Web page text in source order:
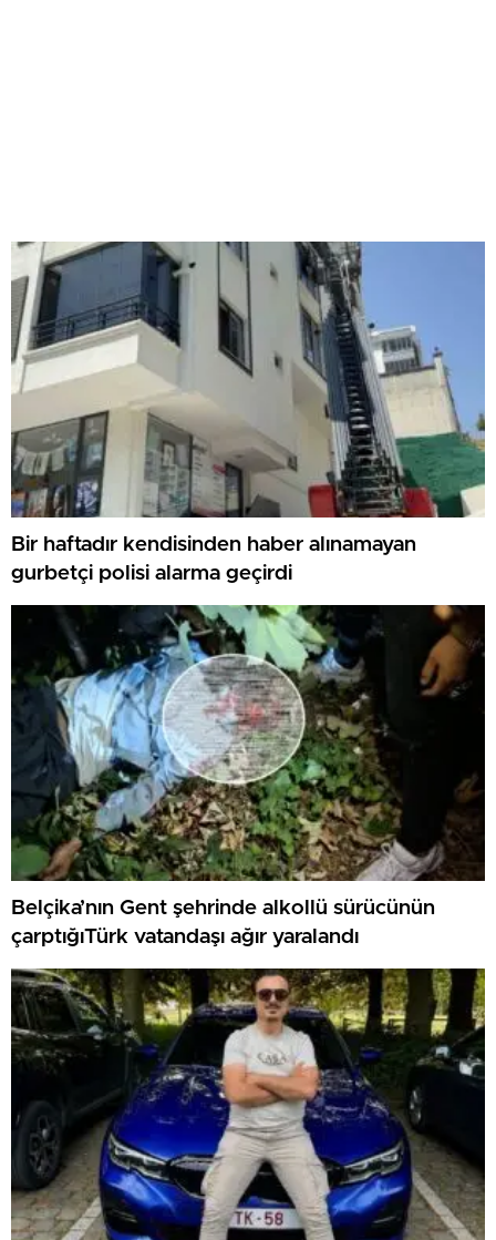
Bir haftadır kendisinden haber alınamayan
gurbetçi polisi alarma geçirdi
Belçika’nın Gent şehrinde alkollü sürücünün
çarptığıTürk vatandaşı ağır yaralandı